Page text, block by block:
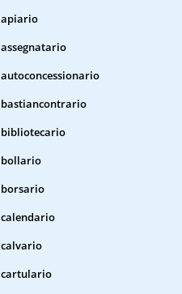
apiario
assegnatario
autoconcessionario
bastiancontrario
bibliotecario
bollario
borsario
calendario
calvario
cartulario